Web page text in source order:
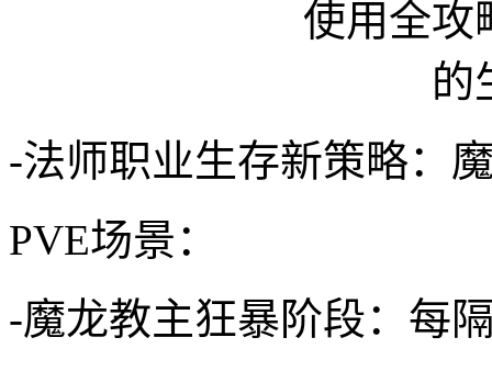
-法师职业生存新策略：
PVE场景：
-魔龙教主狂暴阶段：每